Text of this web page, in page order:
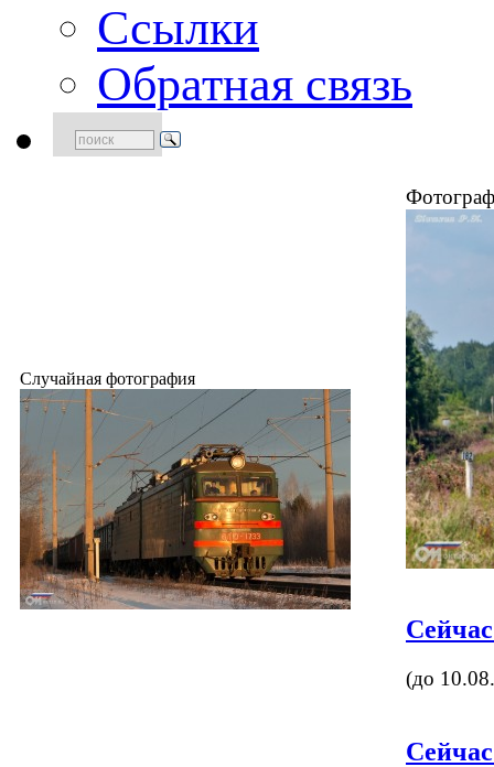
Ссылки
Обратная связь
Случайная фотография
(до